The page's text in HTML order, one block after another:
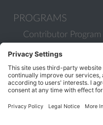
PROGRAMS
Contributor Program
Partner Program
COMMUNITY